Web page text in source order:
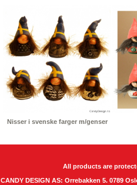
Nisser i svenske farger m/genser
All products are
CANDY DESIGN AS: Orrebakken 5. 0789